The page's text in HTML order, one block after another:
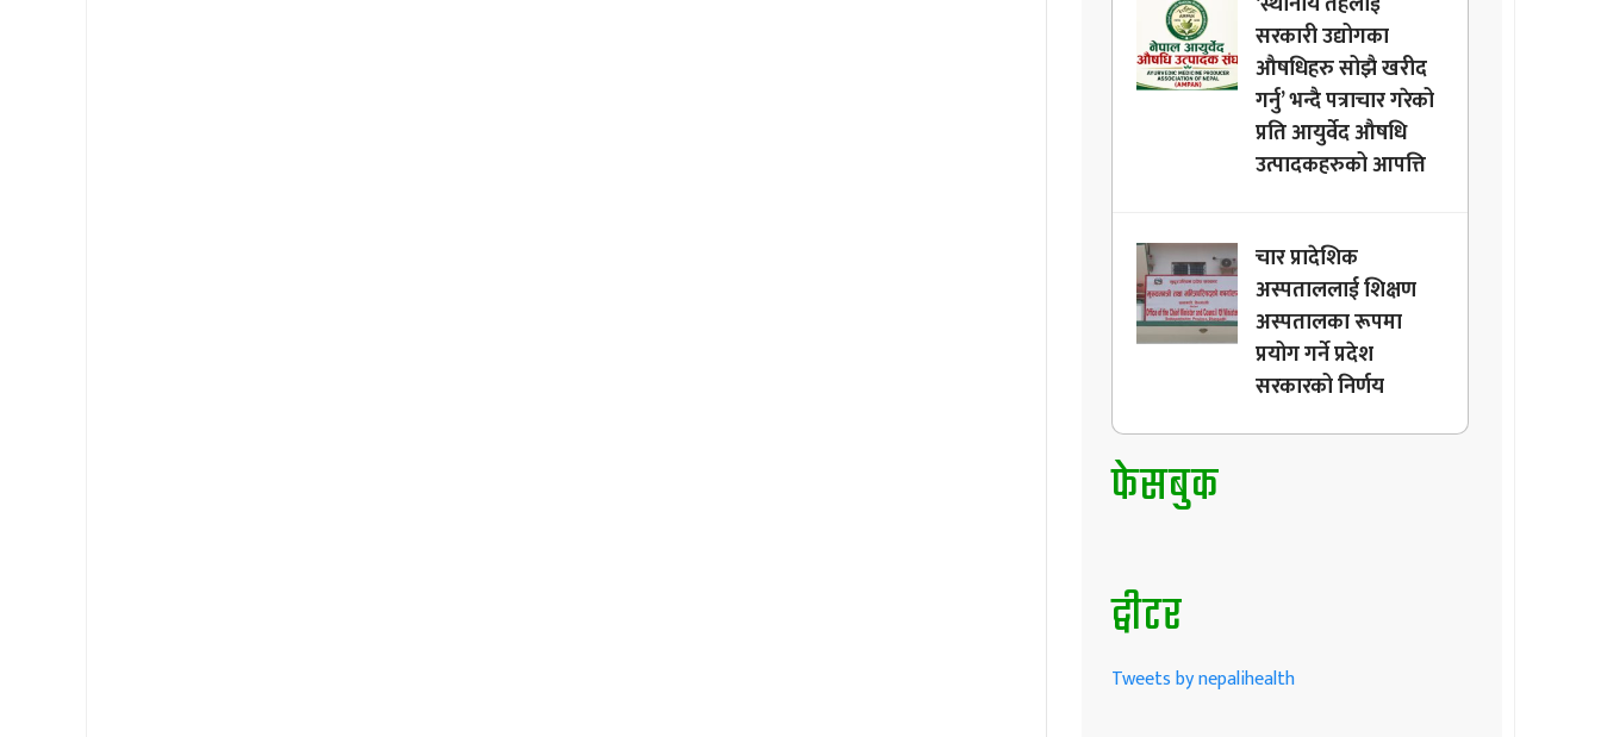
सरकारी उद्योगका
औषधिहरु सोझै खरीद
गर्नु’ भन्दै पत्राचार गरेको
प्रति आयुर्वेद औषधि
उत्पादकहरुको आपत्ति
चार प्रादेशिक
अस्पताललाई शिक्षण
अस्पतालका रूपमा
प्रयोग गर्ने प्रदेश
सरकारको निर्णय
फेसबुक
ट्वीटर
Tweets by nepalihealth